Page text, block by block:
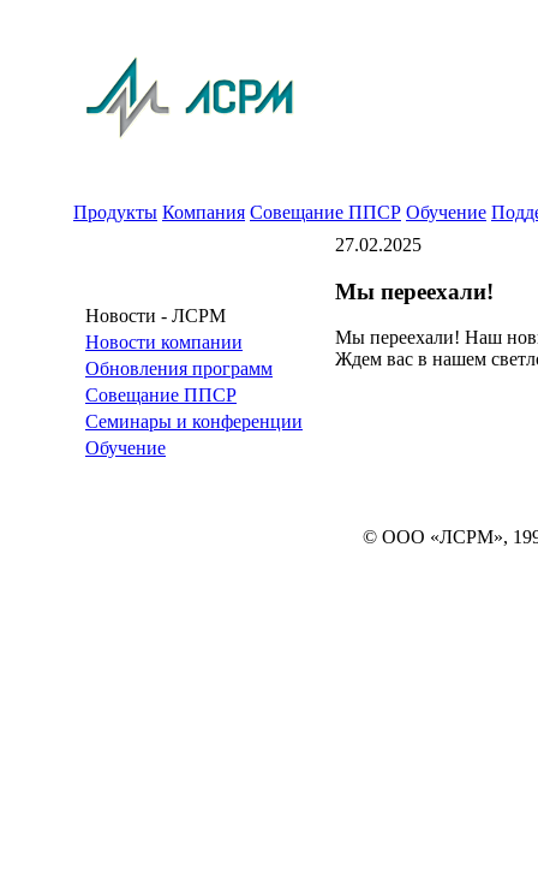
Продукты Компания Совещание ППСР Обучение
Новости - ЛСРМ
Новости компании
Обновления программ
Совещание ППСР
Семинары и конференции
Обучение
27.02.2025
Мы переехали!
Мы переехали! Наш
Ждем вас в нашем
© ООО «ЛСРМ»,